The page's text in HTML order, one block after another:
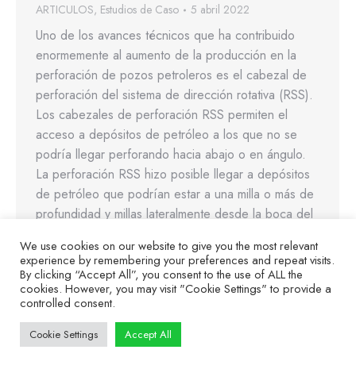
ARTICULOS, Estudios de Caso 5 abril 2022
Uno de los avances técnicos que ha contribuido
enormemente al aumento de la producción en la
perforación de pozos petroleros es el cabezal de
perforación del sistema de dirección rotativa (RSS).
Los cabezales de perforación RSS permiten el
acceso a depósitos de petróleo a los que no se
podría llegar perforando hacia abajo o en ángulo.
La perforación RSS hizo posible llegar a depósitos
de petróleo que podrían estar a una milla o más de
profundidad y millas lateralmente desde la boca del
© ABI Electronics 2026 - All Rights Reserved
We use cookies on our website to give you the most relevant
experience by remembering your preferences and repeat visits.
By clicking “Accept All”, you consent to the use of ALL the
cookies. However, you may visit "Cookie Settings" to provide a
controlled consent.
Cookie Settings Accept All